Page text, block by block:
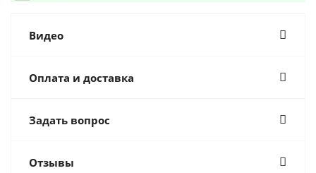
Видео
Оплата и доставка
Задать вопрос
Отзывы